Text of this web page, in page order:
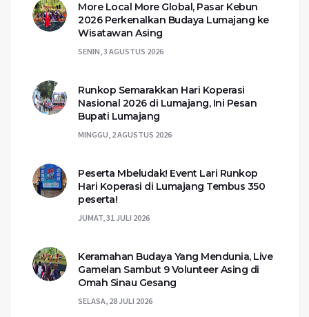
More Local More Global, Pasar Kebun
2026 Perkenalkan Budaya Lumajang ke
Wisatawan Asing
SENIN, 3 AGUSTUS 2026
Runkop Semarakkan Hari Koperasi
Nasional 2026 di Lumajang, Ini Pesan
Bupati Lumajang
MINGGU, 2 AGUSTUS 2026
Peserta Mbeludak! Event Lari Runkop
Hari Koperasi di Lumajang Tembus 350
peserta!
JUMAT, 31 JULI 2026
Keramahan Budaya Yang Mendunia, Live
Gamelan Sambut 9 Volunteer Asing di
Omah Sinau Gesang
SELASA, 28 JULI 2026